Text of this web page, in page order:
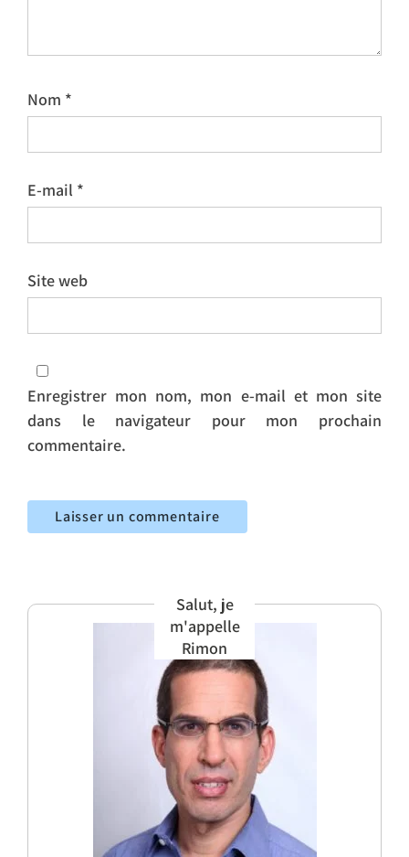
Nom *
E-mail *
Site web
Enregistrer mon nom, mon e-mail et mon site
dans le navigateur pour mon prochain
commentaire.
Salut, je
m'appelle
Rimon